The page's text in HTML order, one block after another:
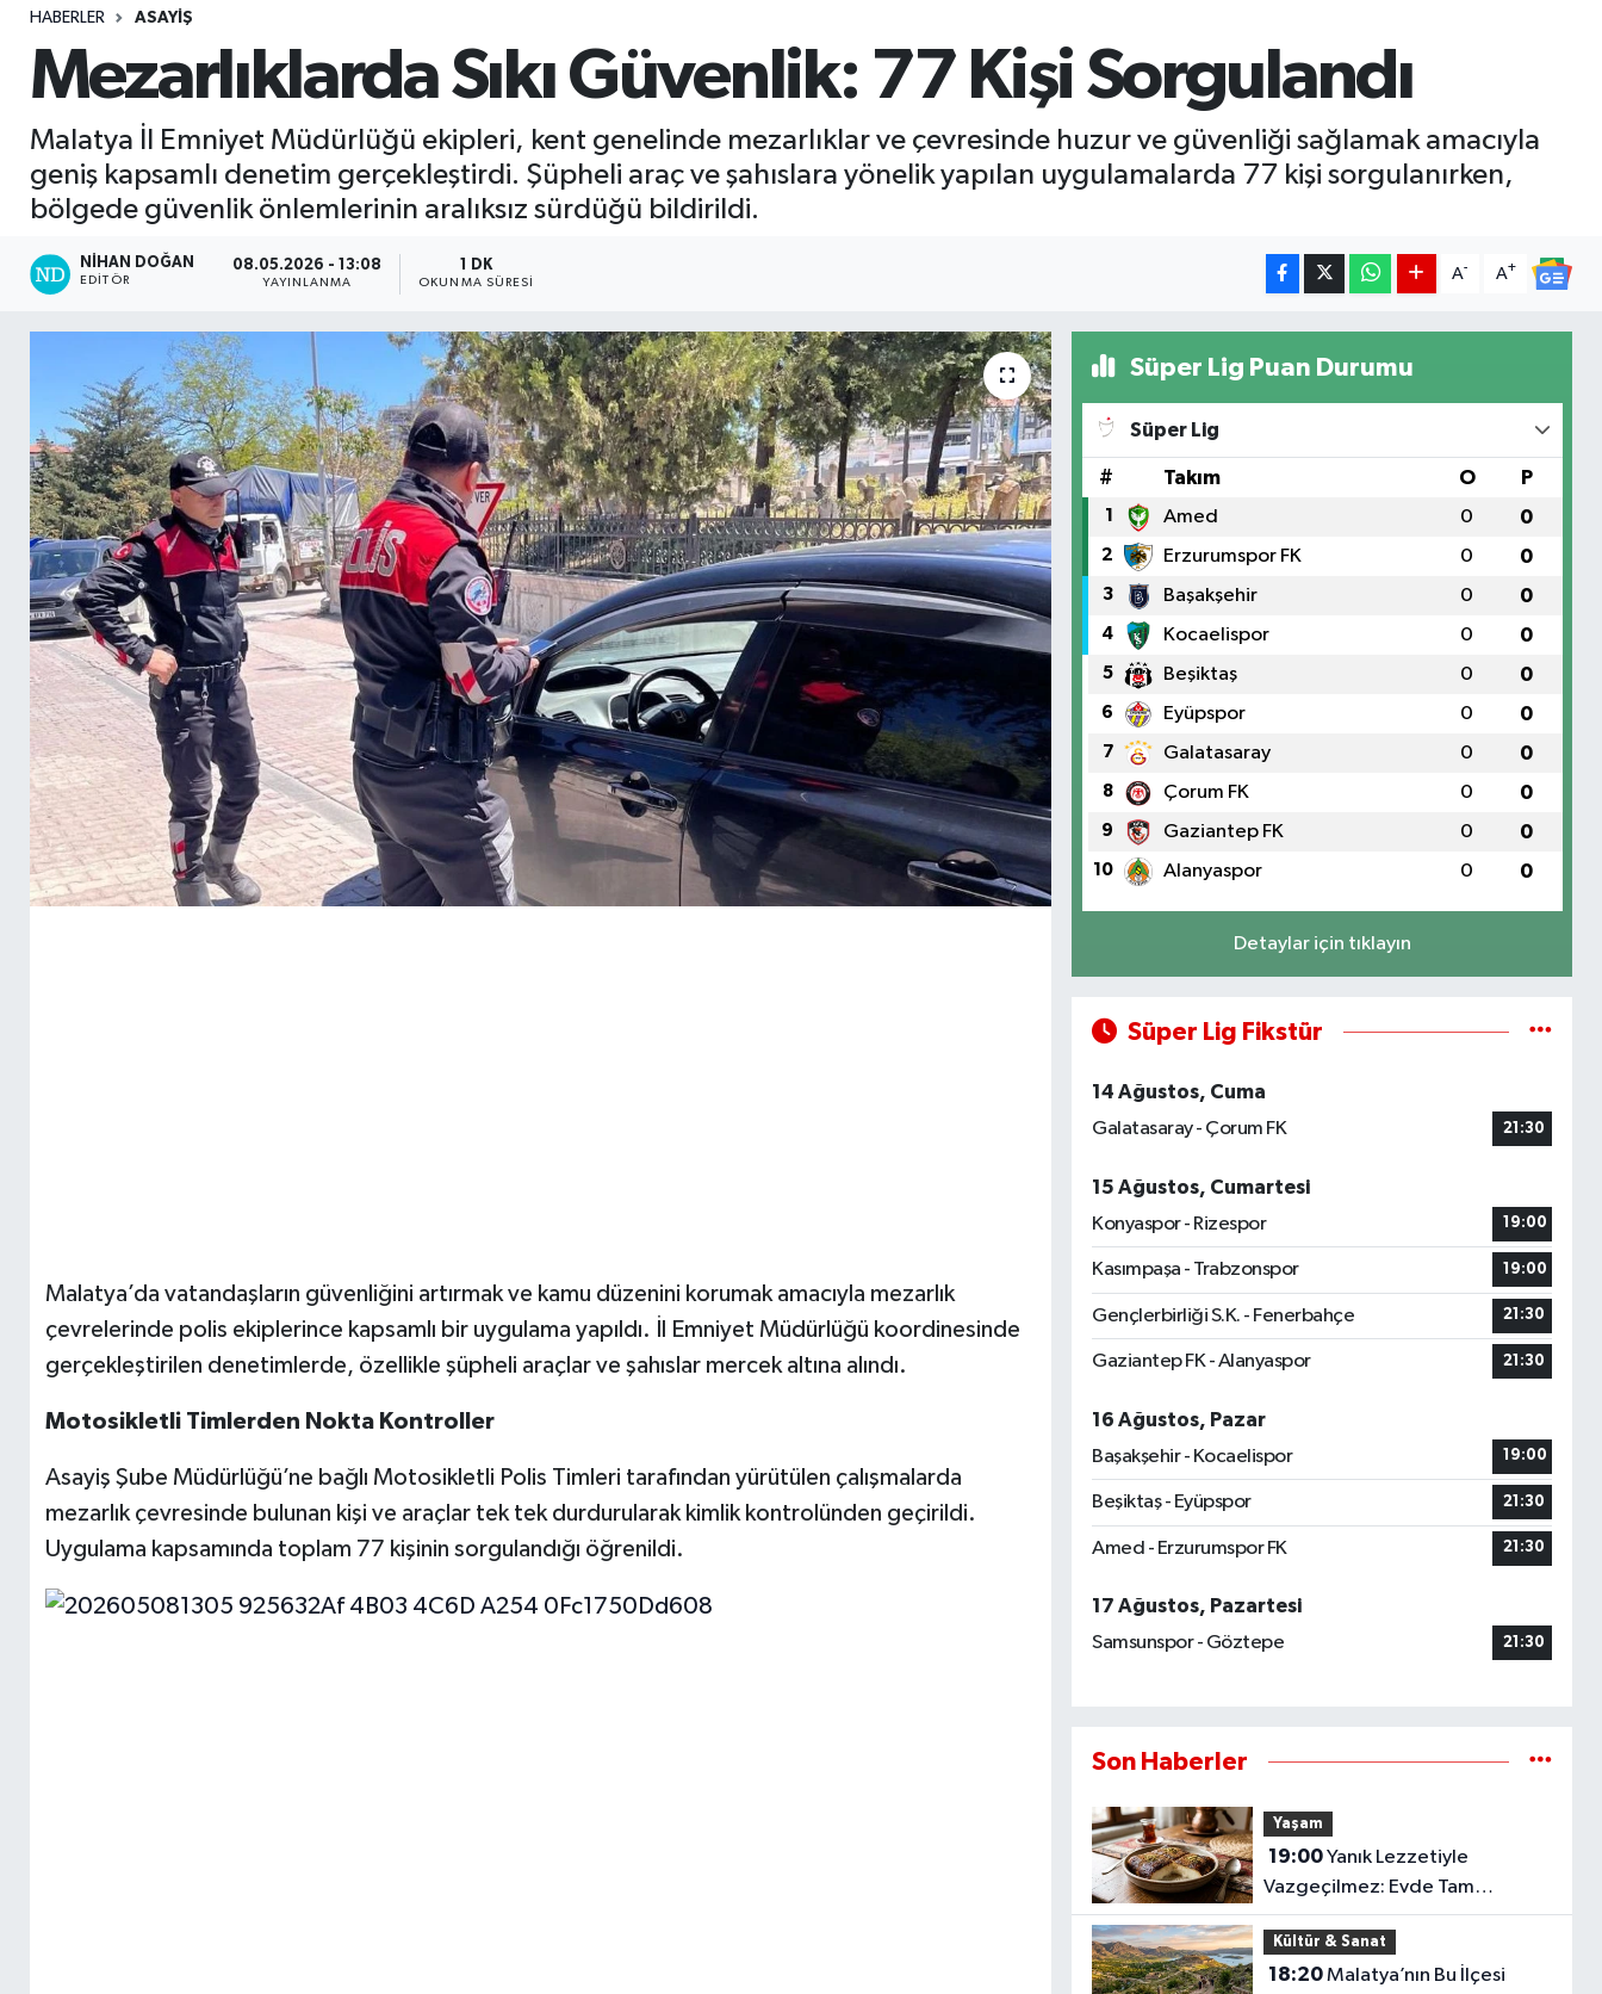
HABERLER ASAYIŞ
Mezarlıklarda Sıkı Güvenlik: 77 Kişi Sorgulandı
Malatya İl Emniyet Müdürlüğü ekipleri, kent genelinde mezarlıklar ve çevresinde huzur ve güvenliği sağlamak amacıyla
geniş kapsamlı denetim gerçekleştirdi. Şüpheli araç ve şahıslara yönelik yapılan uygulamalarda 77 kişi sorgulanırken,
bölgede güvenlik önlemlerinin aralıksız sürdüğü bildirildi.
NIHAN DOĞAN
EDITÖR
08.05.2026 - 13:08
YAYINLANMA
1 DK
OKUNMA SÜRESI
A- A+
Malatya’da vatandaşların güvenliğini artırmak ve kamu düzenini korumak amacıyla mezarlık
çevrelerinde polis ekiplerince kapsamlı bir uygulama yapıldı. İl Emniyet Müdürlüğü koordinesinde
gerçekleştirilen denetimlerde, özellikle şüpheli araçlar ve şahıslar mercek altına alındı.
Motosikletli Timlerden Nokta Kontroller
Asayiş Şube Müdürlüğü’ne bağlı Motosikletli Polis Timleri tarafından yürütülen çalışmalarda
mezarlık çevresinde bulunan kişi ve araçlar tek tek durdurularak kimlik kontrolünden geçirildi.
Uygulama kapsamında toplam 77 kişinin sorgulandığı öğrenildi.
Süper Lig Puan Durumu
Süper Lig
# Takım O P
1 Amed 0 0
2 Erzurumspor FK 0 0
3 Başakşehir 0 0
4 Kocaelispor 0 0
5 Beşiktaş 0 0
6 Eyüpspor 0 0
7 Galatasaray 0 0
8 Çorum FK 0 0
9 Gaziantep FK 0 0
10 Alanyaspor 0 0
Detaylar için tıklayın
Süper Lig Fikstür
14 Ağustos, Cuma
Galatasaray - Çorum FK
21:30
15 Ağustos, Cumartesi
Konyaspor - Rizespor
19:00
Kasımpaşa - Trabzonspor 19:00
Gençlerbirliği S.K. - Fenerbahçe 21:30
Gaziantep FK - Alanyaspor 21:30
16 Ağustos, Pazar
Başakşehir - Kocaelispor
19:00
Beşiktaş - Eyüpspor 21:30
Amed - Erzurumspor FK 21:30
17 Ağustos, Pazartesi
Samsunspor - Göztepe
21:30
Son Haberler
Yaşam
19:00Yanık Lezzetiyle
Vazgeçilmez: Evde Tam
Kıvamında Kazandibi Tarifi
Kültür & Sanat
18:20Malatya’nın Bu İlçesi
Seri İlan
Siyaset
Spor
Yaşam